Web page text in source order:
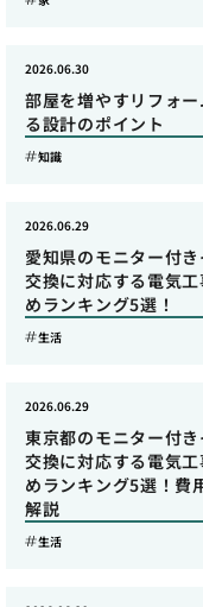
部屋を増やすリフォ
る設計のポイント
2026.06.30
知識
愛知県のモニター付
交換に対応する電気
めランキング5選！
2026.06.29
生活
東京都のモニター付
交換に対応する電気
めランキング5選！費
解説
2026.06.29
生活